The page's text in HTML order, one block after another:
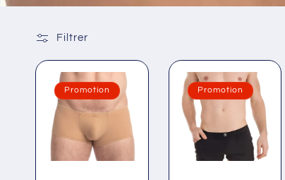
Filtrer
Promotion Promotion